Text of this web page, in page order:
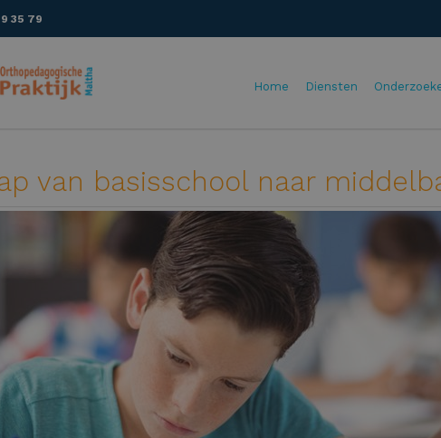
35 79
Home Diensten
van basisschool naar